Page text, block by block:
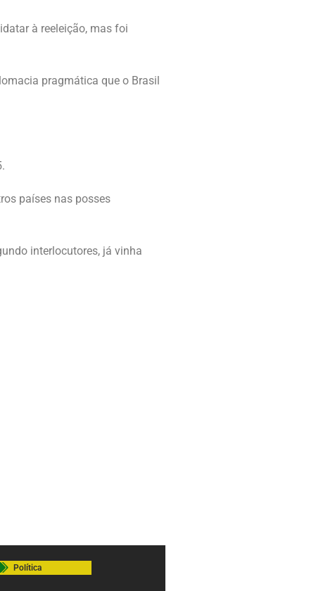
à reeleição, mas foi
pragmática que o Brasil
países nas posses
interlocutores, já vinha
Política